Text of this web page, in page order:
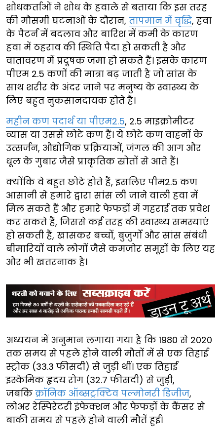
शोधकर्ताओं ने शोध के हवाले से बताया कि इस तरह
की मौसमी घटनाओं के दौरान, तापमान में वृद्धि, हवा
के पैटर्न में बदलाव और बारिश में कमी के कारण
हवा में ठहराव की स्थिति पैदा हो सकती है और
वातावरण में प्रदूषक जमा हो सकते हैं। इसके कारण
पीएम 2.5 कणों की मात्रा बढ़ जाती है जो सांस के
साथ शरीर के अंदर जाने पर मनुष्य के स्वास्थ्य के
लिए बहुत नुकसानदायक होते हैं।
महीन कण पदार्थ या पीएम2.5, 2.5 माइक्रोमीटर
व्यास या उससे छोटे कण हैं। ये छोटे कण वाहनों के
उत्सर्जन, औद्योगिक प्रक्रियाओं, जंगल की आग और
धूल के गुबार जैसे प्राकृतिक स्रोतों से आते हैं।
क्योंकि वे बहुत छोटे होते हैं, इसलिए पीम2.5 कण
आसानी से हमारे द्वारा सांस ली जाने वाली हवा में
मिल सकते हैं और हमारे फेफड़ों में गहराई तक प्रवेश
कर सकते हैं, जिससे कई तरह की स्वास्थ्य समस्याएं
हो सकती हैं, खासकर बच्चों, बुजुर्गों और सांस संबंधी
बीमारियों वाले लोगों जैसे कमजोर समूहों के लिए यह
और भी खतरनाक है।
अध्ययन में अनुमान लगाया गया है कि 1980 से 2020
तक समय से पहले होने वाली मौतों में से एक तिहाई
स्ट्रोक (33.3 फीसदी) से जुड़ी थीं। एक तिहाई
इस्केमिक हृदय रोग (32.7 फीसदी) से जुड़ी,
जबकि क्रॉनिक ऑब्सट्रक्टिव पल्मोनरी डिजीज,
लोअर रेस्पिरेटरी इंफेक्शन और फेफड़ों के कैंसर से
बाकी समय से पहले होने वाली मौतें हुईं।